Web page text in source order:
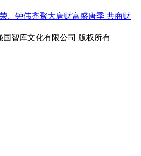
、钟伟齐聚大唐财富盛唐季 共商财
国智库文化有限公司 版权所有